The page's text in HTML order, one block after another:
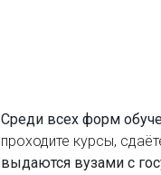
Среди всех форм
проходите курсы,
выдаются вузами с